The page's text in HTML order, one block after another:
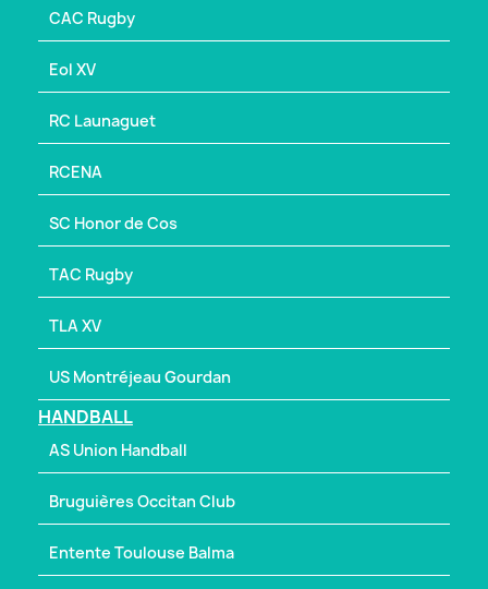
CAC Rugby
Eol XV
RC Launaguet
RCENA
SC Honor de Cos
TAC Rugby
TLA XV
US Montréjeau Gourdan
HANDBALL
AS Union Handball
Bruguières Occitan Club
Entente Toulouse Balma